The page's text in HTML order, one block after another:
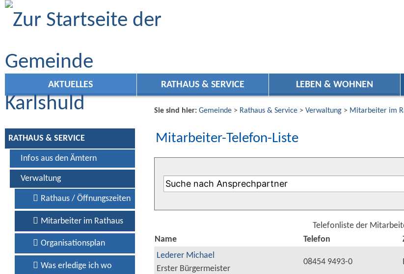
Zum Inhalt
AKTUELLES RATHAUS & SERVICE LEBEN & WOHNEN
RATHAUS & SERVICE
Infos aus den Ämtern
Verwaltung
Rathaus / Öffnungszeiten
Mitarbeiter im Rathaus
Organisationsplan
Was erledige ich wo
Sie sind hier: Gemeinde> Rathaus & Service> Verwaltung> Mitarbeiter im
Mitarbeiter-Telefon-Liste
Telefonliste der
Name
Telefon
Lederer Michael
Erster Bürgermeister
08454 9493-0